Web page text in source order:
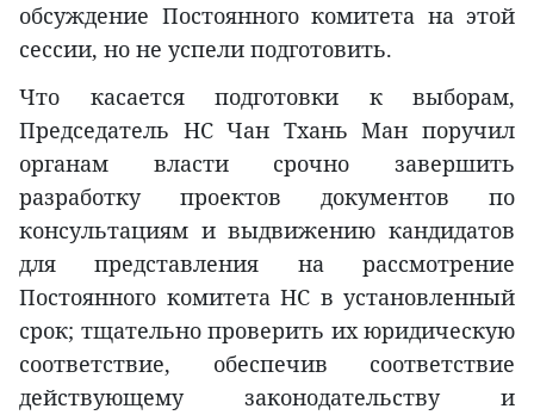
обсуждение Постоянного комитета на этой
сессии, но не успели подготовить.
Что касается подготовки к выборам,
Председатель НС Чан Тхань Ман поручил
органам власти срочно завершить
разработку проектов документов по
консультациям и выдвижению кандидатов
для представления на рассмотрение
Постоянного комитета НС в установленный
срок; тщательно проверить их юридическую
соответствие, обеспечив соответствие
действующему законодательству и